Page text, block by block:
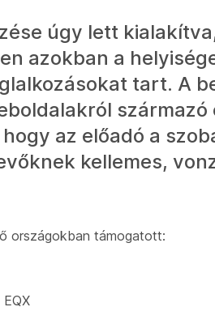
úgy lett
azokban a
tart. A
az előadó a
kellemes,
országokban támogatott: